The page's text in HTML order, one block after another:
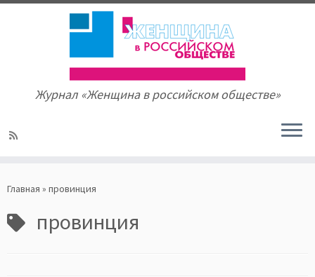
to
Журнал «Женщина в российском обществе»
Главная » провинция
провинция